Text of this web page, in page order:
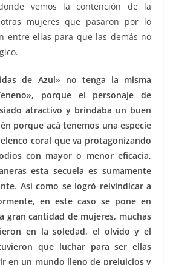
vemos la contención de la
mujeres que pasaron por lo
entre ellas para que las demás no
de Azul» no tenga la misma
porque el personaje de
atractivo y brindaba un buen
porque acá tenemos una especie
coral que va protagonizando
con mayor o menor eficacia,
esta secuela es sumamente
Así como se logró reivindicar a
en este caso se pone en
gran cantidad de mujeres, muchas
en la soledad, el olvido y el
que luchar para ser ellas
en un mundo lleno de prejuicios y